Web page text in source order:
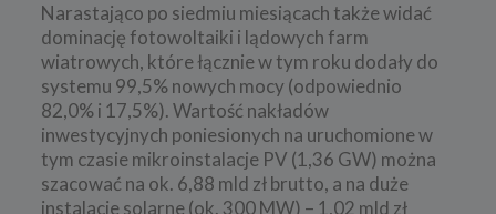
Narastająco po siedmiu miesiącach także widać
dominację fotowoltaiki i lądowych farm
wiatrowych, które łącznie w tym roku dodały do
systemu 99,5% nowych mocy (odpowiednio
82,0% i 17,5%). Wartość nakładów
inwestycyjnych poniesionych na uruchomione w
tym czasie mikroinstalacje PV (1,36 GW) można
szacować na ok. 6,88 mld zł brutto, a na duże
instalacje solarne (ok. 300 MW) – 1,02 mld zł